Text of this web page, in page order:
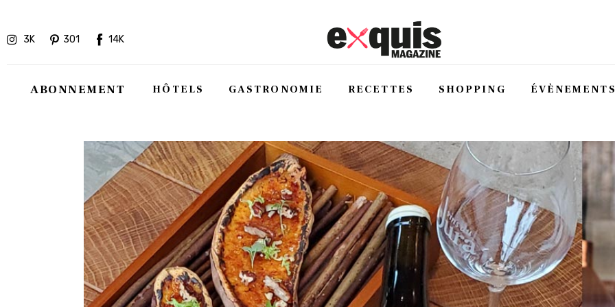
3K 301 14K
ABONNEMENT HÔTELS GASTRONOMIE RECETTES SHOPPING
Gastronomie
Recettes